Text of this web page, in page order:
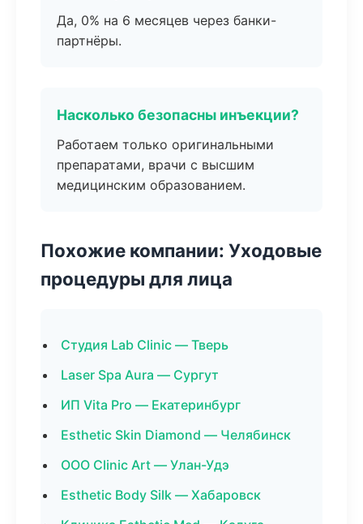
Да, 0% на 6 месяцев через банки-
партнёры.
Насколько безопасны инъекции?
Работаем только оригинальными
препаратами, врачи с высшим
медицинским образованием.
Похожие компании: Уходовые
процедуры для лица
Студия Lab Clinic — Тверь
Laser Spa Aura — Сургут
ИП Vita Pro — Екатеринбург
Esthetic Skin Diamond — Челябинск
ООО Clinic Art — Улан-Удэ
Esthetic Body Silk — Хабаровск